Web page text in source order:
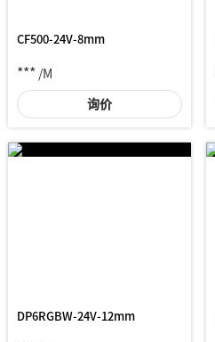
CF500-24V-8mm
*** /M
询价
DP6RGBW-24V-12mm